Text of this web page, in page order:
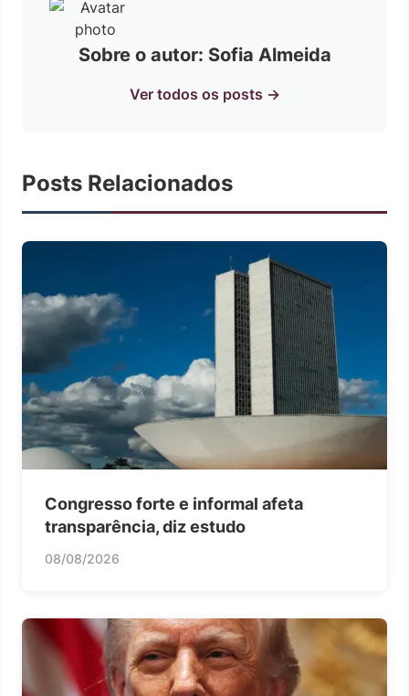
Sobre o autor: Sofia Almeida
Ver todos os posts →
Posts Relacionados
Congresso forte e informal afeta
transparência, diz estudo
08/08/2026